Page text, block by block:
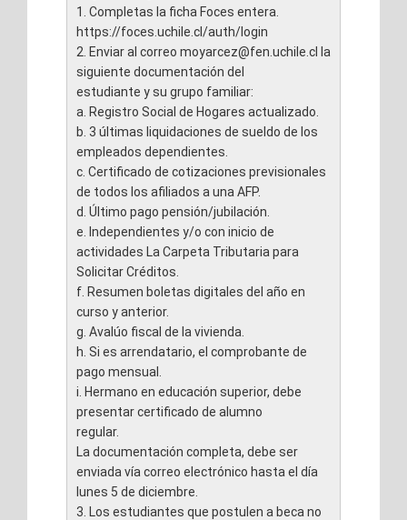
1. Completas la ficha Foces entera.
https://foces.uchile.cl/auth/login
2. Enviar al correo moyarcez@fen.uchile.cl la
siguiente documentación del
estudiante y su grupo familiar:
a. Registro Social de Hogares actualizado.
b. 3 últimas liquidaciones de sueldo de los
empleados dependientes.
c. Certificado de cotizaciones previsionales
de todos los afiliados a una AFP.
d. Último pago pensión/jubilación.
e. Independientes y/o con inicio de
actividades La Carpeta Tributaria para
Solicitar Créditos.
f. Resumen boletas digitales del año en
curso y anterior.
g. Avalúo fiscal de la vivienda.
h. Si es arrendatario, el comprobante de
pago mensual.
i. Hermano en educación superior, debe
presentar certificado de alumno
regular.
La documentación completa, debe ser
enviada vía correo electrónico hasta el día
lunes 5 de diciembre.
3. Los estudiantes que postulen a beca no